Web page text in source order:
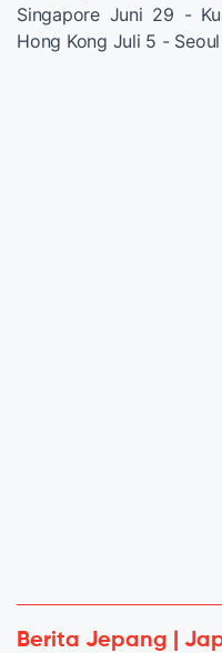
Singapore Juni 29 -
Hong Kong Juli 5 -
Berita Jepang |